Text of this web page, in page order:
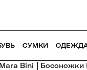
СУМКИ
Mara Bini Босоножки